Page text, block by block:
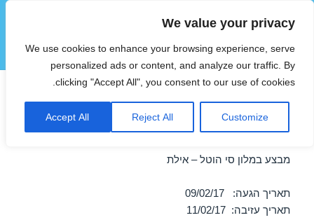
We value your privacy
We use cookies to enhance your browsing experience, serve
personalized ads or content, and analyze our traffic. By
clicking "Accept All", you consent to our use of cookies.
Customize
Reject All
Accept All
הוטצימר
תפריטים
ווידג'טים
חופשה במלון סי הוטל – אילת
09/02/2017
מבצע במלון סי הוטל – אילת
תאריך הגעה: 09/02/17
תאריך עזיבה: 11/02/17